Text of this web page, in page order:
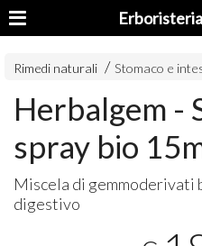
Rimedi naturali Stomaco e
Herbalgem -
spray bio
Miscela di gemmoderivati
digestivo